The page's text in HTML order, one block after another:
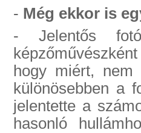
- Még ekkor is
- Jelentős
hogy miért,
különösebben a
jelentette a
hasonló